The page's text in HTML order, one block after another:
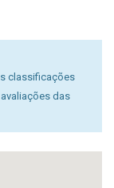
classificações
das